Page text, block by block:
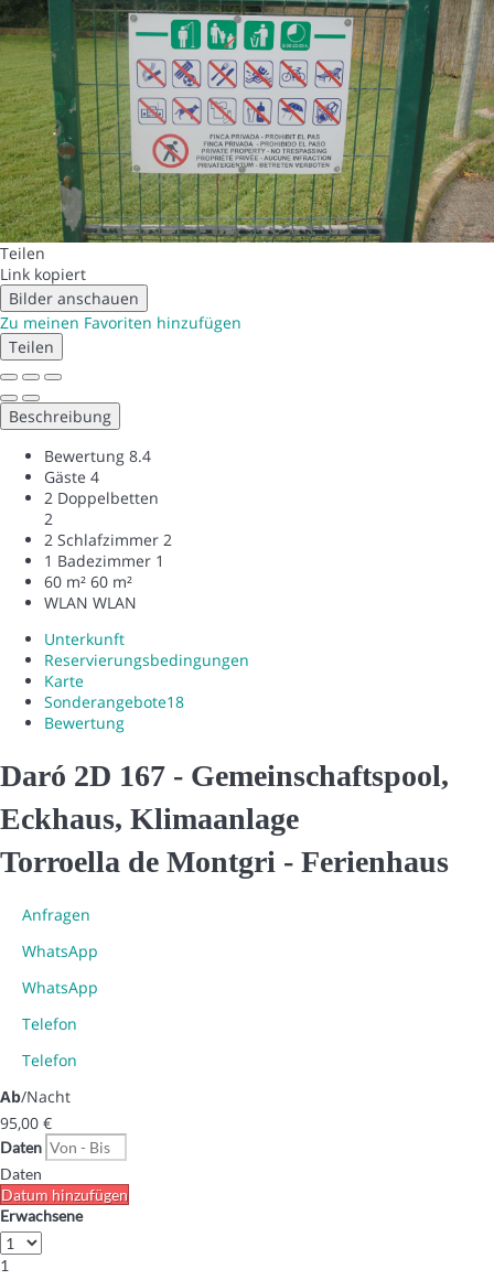
Teilen
Link kopiert
Bilder anschauen
Zu meinen Favoriten hinzufügen
Teilen
Beschreibung
Bewertung 8.4
Gäste 4
2 Doppelbetten
2
2 Schlafzimmer 2
1 Badezimmer 1
60 m² 60 m²
WLAN WLAN
Unterkunft
Reservierungsbedingungen
Karte
Sonderangebote18
Bewertung
Daró 2D 167 - Gemeinschaftspool,
Eckhaus, Klimaanlage
Torroella de Montgri - Ferienhaus
Anfragen
WhatsApp
WhatsApp
Telefon
Telefon
Ab/Nacht
95,00 €
Daten
Daten
Datum hinzufügen
Erwachsene
1